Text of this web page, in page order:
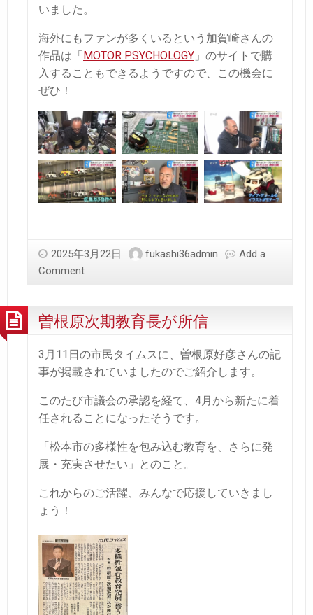
いました。
海外にもファンが多くいるという加賀崎さんの
作品は「MOTOR PSYCHOLOGY 」のサイトで購
入することもできるようですので、この機会に
ぜひ！
2025年3月22日 fukashi36admin
Add a
Comment
曽根原次期教育長が所信
3月11日の市民タイムスに、曽根原好彦さんの記
事が掲載されていましたのでご紹介します。
このたび市議会の承認を経て、4月から新たに着
任されることになったそうです。
「松本市の多様性を包み込む教育を、さらに発
展・充実させたい」とのこと。
これからのご活躍、みんなで応援していきまし
ょう！